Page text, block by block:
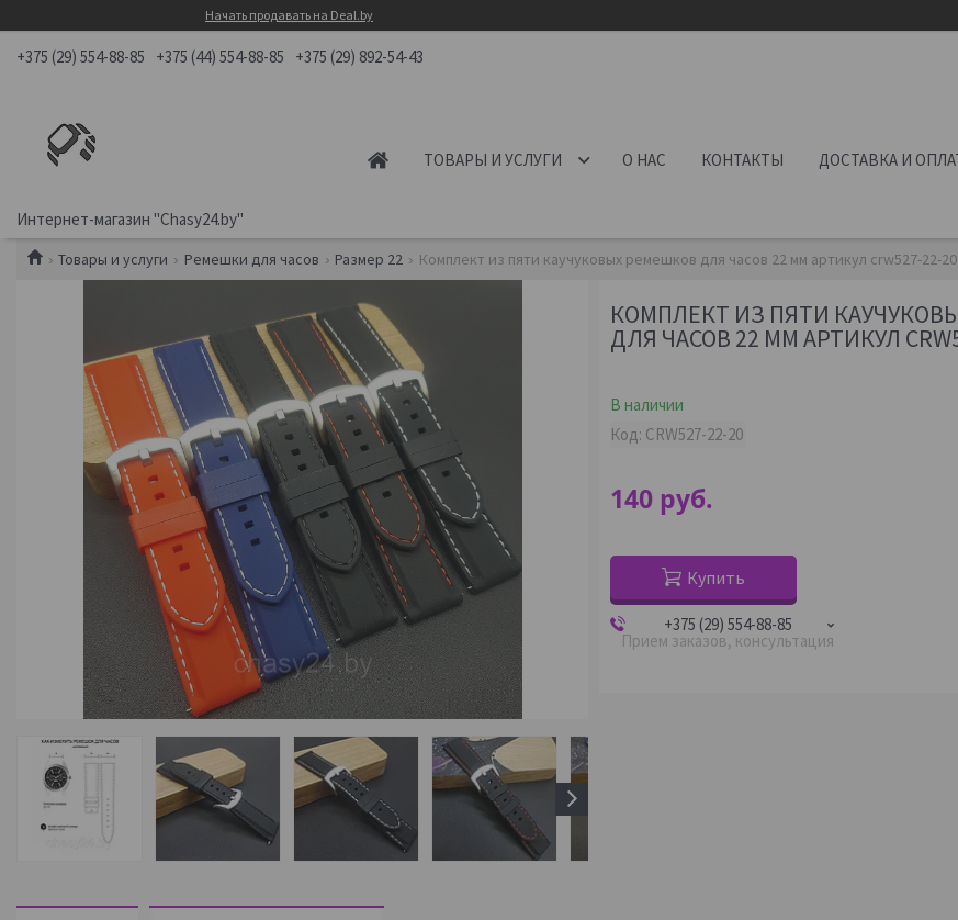
Начать продавать на Deal.by
+375 (29) 554-88-85 +375 (44) 554-88-85 +375 (29) 892-54-43
Интернет-магазин "Chasy24.by"
ТОВАРЫ И УСЛУГИ О НАС КОНТАКТЫ ДОСТАВКА И
Товары и услуги Ремешки для часов Размер 22 Комплект из пяти каучуковых ремешков для часов 22 мм артикул crw527-22-20
КОМПЛЕКТ ИЗ ПЯТИ
ДЛЯ ЧАСОВ 22 ММ АРТИКУЛ
В наличии
Код: CRW527-22-20
140 руб.
Купить
+375 (29) 554-88-85
Прием заказов, консультация